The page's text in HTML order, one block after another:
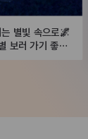
별빛 속으로🌌
보러 가기 좋은